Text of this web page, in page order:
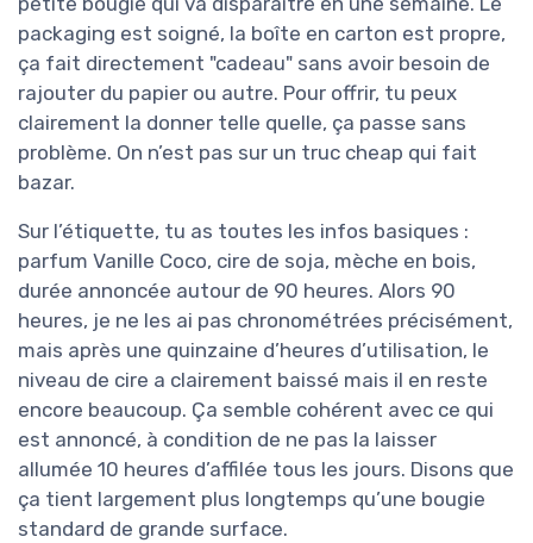
packaging est soigné, la boîte en carton est propre,
ça fait directement "cadeau" sans avoir besoin de
rajouter du papier ou autre. Pour offrir, tu peux
clairement la donner telle quelle, ça passe sans
problème. On n’est pas sur un truc cheap qui fait
bazar.
Sur l’étiquette, tu as toutes les infos basiques :
parfum Vanille Coco, cire de soja, mèche en bois,
durée annoncée autour de 90 heures. Alors 90
heures, je ne les ai pas chronométrées précisément,
mais après une quinzaine d’heures d’utilisation, le
niveau de cire a clairement baissé mais il en reste
encore beaucoup. Ça semble cohérent avec ce qui
est annoncé, à condition de ne pas la laisser
allumée 10 heures d’affilée tous les jours. Disons que
ça tient largement plus longtemps qu’une bougie
standard de grande surface.